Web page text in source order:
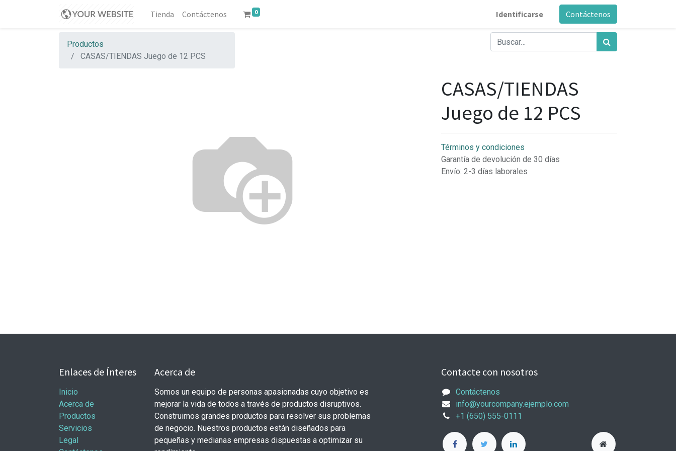
Tienda Contáctenos 0 Identificarse Contáctenos
Productos
CASAS/TIENDAS Juego de 12 PCS
CASAS/TIENDAS
Juego de 12 PCS
Términos y condiciones
Garantía de devolución de 30 días
Envío: 2-3 días laborales
Enlaces de Ínteres
Inicio
Acerca de
Productos
Servicios
Legal
Acerca de
Somos un equipo de personas apasionadas cuyo objetivo es
mejorar la vida de todos a través de productos disruptivos.
Construimos grandes productos para resolver sus problemas
de negocio. Nuestros productos están diseñados para
pequeñas y medianas empresas dispuestas a optimizar su
Contacte con nosotros
Contáctenos
info@yourcompany.ejemplo.com
+1 (650) 555-0111